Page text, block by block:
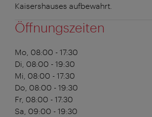
Kaisershauses aufbewahrt.
Öffnungszeiten
Mo, 08:00 - 17:30
Di, 08:00 - 19:30
Mi, 08:00 - 17:30
Do, 08:00 - 19:30
Fr, 08:00 - 17:30
Sa, 09:00 - 19:30